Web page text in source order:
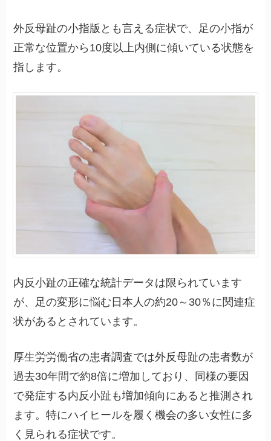
外反母趾の小指版とも言える症状で、足の小指が
正常な位置から10度以上内側に傾いている状態を
指します。
内反小趾の正確な統計データは限られています
が、足の変形に悩む日本人の約20～30％に関連症
状があるとされています。
厚生労労働省の患者調査では外反母趾の患者数が
過去30年間で約8倍に増加しており、同様の要因
で発症する内反小趾も増加傾向にあると推測され
ます。特にハイヒールを履く機会の多い女性に多
く見られる症状です。